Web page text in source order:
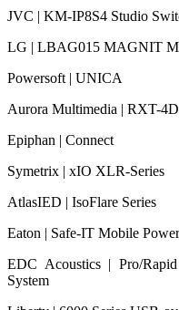
JVC | KM-IP8S4 Studio
LG | LBAG015 MAGNIT
Powersoft | UNICA
Aurora Multimedia | RXT-
Epiphan | Connect
Symetrix | xIO XLR-Series
AtlasIED | IsoFlare Series
Eaton | Safe-IT Mobile
EDC Acoustics | Pro/
System